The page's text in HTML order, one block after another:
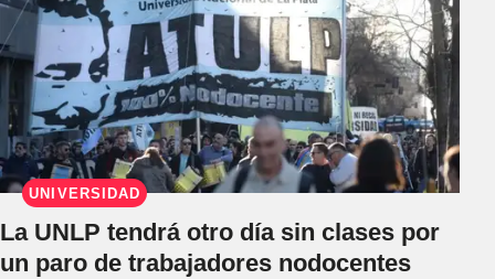
UNIVERSIDAD
La UNLP tendrá otro día sin clases por
un paro de trabajadores nodocentes